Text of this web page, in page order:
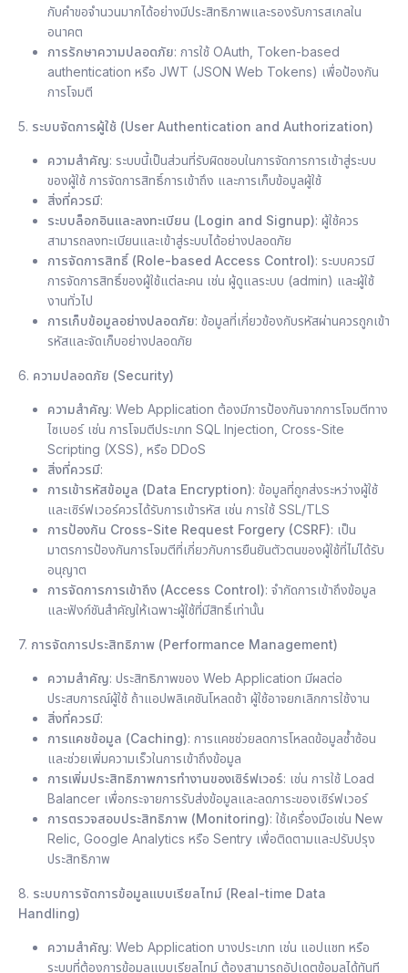
กับคำขอจำนวนมากได้อย่างมีประสิทธิภาพและรองรับการสเกลใน
อนาคต
การรักษาความปลอดภัย: การใช้ OAuth, Token-based
authentication หรือ JWT (JSON Web Tokens) เพื่อป้องกัน
การโจมตี
5. ระบบจัดการผู้ใช้ (User Authentication and Authorization)
ความสำคัญ: ระบบนี้เป็นส่วนที่รับผิดชอบในการจัดการการเข้าสู่ระบบ
ของผู้ใช้ การจัดการสิทธิ์การเข้าถึง และการเก็บข้อมูลผู้ใช้
สิ่งที่ควรมี:
ระบบล็อกอินและลงทะเบียน (Login and Signup): ผู้ใช้ควร
สามารถลงทะเบียนและเข้าสู่ระบบได้อย่างปลอดภัย
การจัดการสิทธิ์ (Role-based Access Control): ระบบควรมี
การจัดการสิทธิ์ของผู้ใช้แต่ละคน เช่น ผู้ดูแลระบบ (admin) และผู้ใช้
งานทั่วไป
การเก็บข้อมูลอย่างปลอดภัย: ข้อมูลที่เกี่ยวข้องกับรหัสผ่านควรถูกเข้า
รหัสและจัดเก็บอย่างปลอดภัย
6. ความปลอดภัย (Security)
ความสำคัญ: Web Application ต้องมีการป้องกันจากการโจมตีทาง
ไซเบอร์ เช่น การโจมตีประเภท SQL Injection, Cross-Site
Scripting (XSS), หรือ DDoS
สิ่งที่ควรมี:
การเข้ารหัสข้อมูล (Data Encryption): ข้อมูลที่ถูกส่งระหว่างผู้ใช้
และเซิร์ฟเวอร์ควรได้รับการเข้ารหัส เช่น การใช้ SSL/TLS
การป้องกัน Cross-Site Request Forgery (CSRF): เป็น
มาตรการป้องกันการโจมตีที่เกี่ยวกับการยืนยันตัวตนของผู้ใช้ที่ไม่ได้รับ
อนุญาต
การจัดการการเข้าถึง (Access Control): จำกัดการเข้าถึงข้อมูล
และฟังก์ชันสำคัญให้เฉพาะผู้ใช้ที่มีสิทธิ์เท่านั้น
7. การจัดการประสิทธิภาพ (Performance Management)
ความสำคัญ: ประสิทธิภาพของ Web Application มีผลต่อ
ประสบการณ์ผู้ใช้ ถ้าแอปพลิเคชันโหลดช้า ผู้ใช้อาจยกเลิกการใช้งาน
สิ่งที่ควรมี:
การแคชข้อมูล (Caching): การแคชช่วยลดการโหลดข้อมูลซ้ำซ้อน
และช่วยเพิ่มความเร็วในการเข้าถึงข้อมูล
การเพิ่มประสิทธิภาพการทำงานของเซิร์ฟเวอร์: เช่น การใช้ Load
Balancer เพื่อกระจายการรับส่งข้อมูลและลดภาระของเซิร์ฟเวอร์
การตรวจสอบประสิทธิภาพ (Monitoring): ใช้เครื่องมือเช่น New
Relic, Google Analytics หรือ Sentry เพื่อติดตามและปรับปรุง
ประสิทธิภาพ
8. ระบบการจัดการข้อมูลแบบเรียลไทม์ (Real-time Data
Handling)
ความสำคัญ: Web Application บางประเภท เช่น แอปแชท หรือ
ระบบที่ต้องการข้อมูลแบบเรียลไทม์ ต้องสามารถอัปเดตข้อมูลได้ทันที